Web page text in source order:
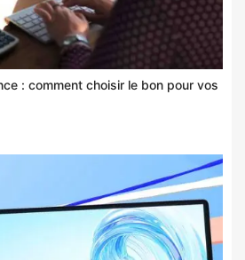
: comment choisir le bon pour vos